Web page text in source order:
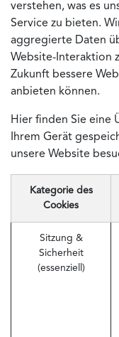
verstehen, was es
Service zu bieten.
aggregierte Daten
Website-Interaktion
Zukunft bessere
anbieten können.
Hier finden Sie eine
Ihrem Gerät
unsere Website
Kategorie des
Cookies
Sitzung &
Sicherheit
(essenziell)